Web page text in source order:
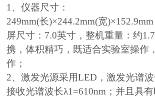
1、仪器尺寸：
249mm(长)×244.2mm(宽
屏尺寸：7.0英寸，整机重量：约
携，体积精巧，既适合实验室操作
作；
2、激发光源采用LED，激发光谱波
接收光谱波长λ1=610nm；并且具